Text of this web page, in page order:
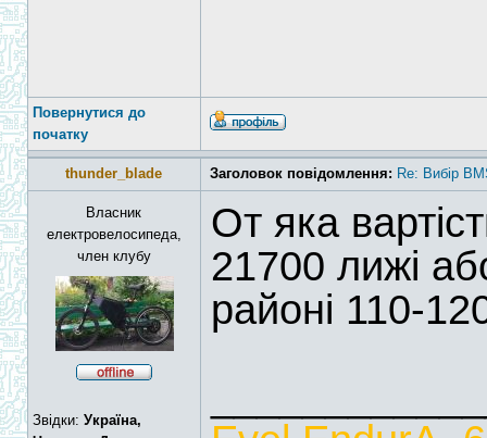
Повернутися до
початку
thunder_blade Заголовок повідомлення: Re: Вибір
Власник
електровелосипеда,
член клубу
Звідки: Україна,
От яка
21700 лижі
районі 110-